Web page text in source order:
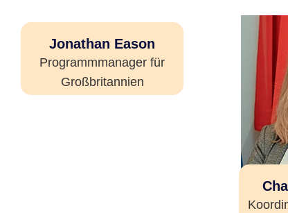
Jonathan Eason
Programmmanager für
Großbritannien